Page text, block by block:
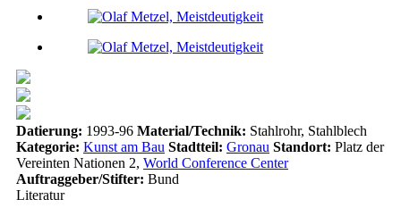
Datierung: 1993-96 Material/Technik: Stahlrohr, Stahlblech
Kategorie: Kunst am Bau Stadtteil: Gronau Standort: Platz der
Vereinten Nationen 2, World Conference Center
Auftraggeber/Stifter: Bund
Literatur